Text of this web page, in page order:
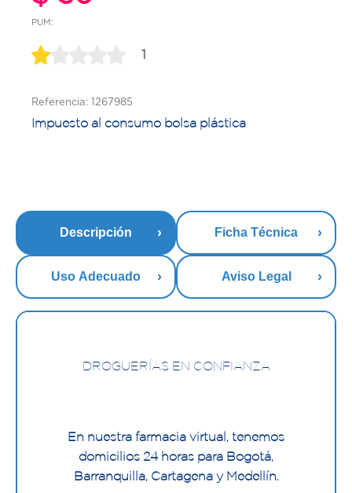
PUM:
1
Referencia: 1267985
Impuesto al consumo bolsa plástica
Descripción Ficha Técnica
Uso Adecuado Aviso Legal
DROGUERÍAS EN CONFIANZA
En nuestra farmacia virtual, tenemos
domicilios 24 horas para Bogotá,
Barranquilla, Cartagena y Medellín.